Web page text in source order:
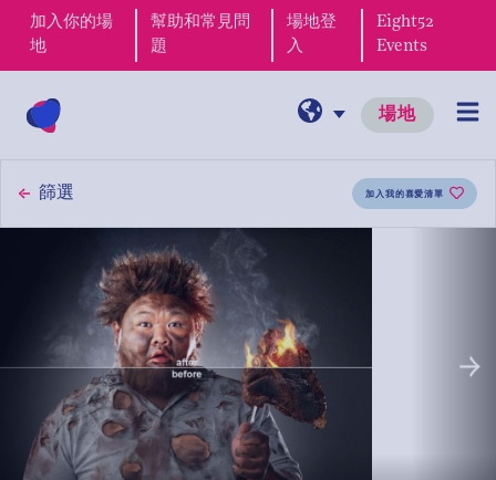
加入你的場
地
幫助和常見問
題
場地登
入
Eight52
Events
場地
周末Brunch
婚禮
所有婚禮場地
篩選 加入我的喜愛清單